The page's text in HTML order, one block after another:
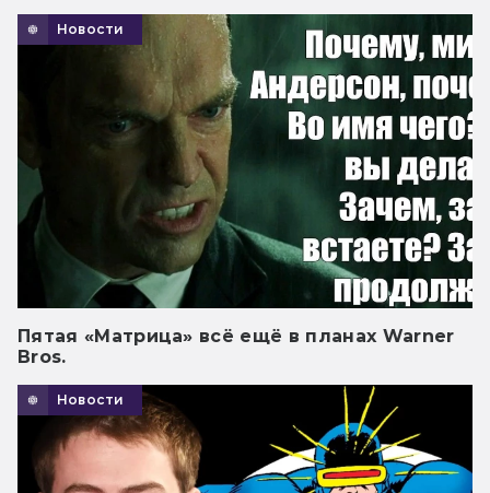
Новости
Пятая «Матрица» всё ещё в планах Warner
Bros.
Новости